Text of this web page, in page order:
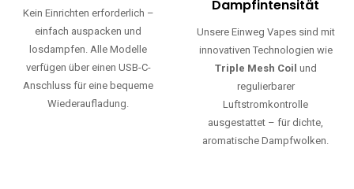
Kein Einrichten erforderlich –
einfach auspacken und
losdampfen. Alle Modelle
verfügen über einen USB-C-
Anschluss für eine bequeme
Wiederaufladung.
Dampfintensität
Unsere Einweg Vapes sind mit
innovativen Technologien wie
Triple Mesh Coil und
regulierbarer
Luftstromkontrolle
ausgestattet – für dichte,
aromatische Dampfwolken.